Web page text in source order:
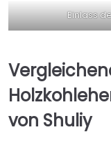
Einlass
von Shuliy